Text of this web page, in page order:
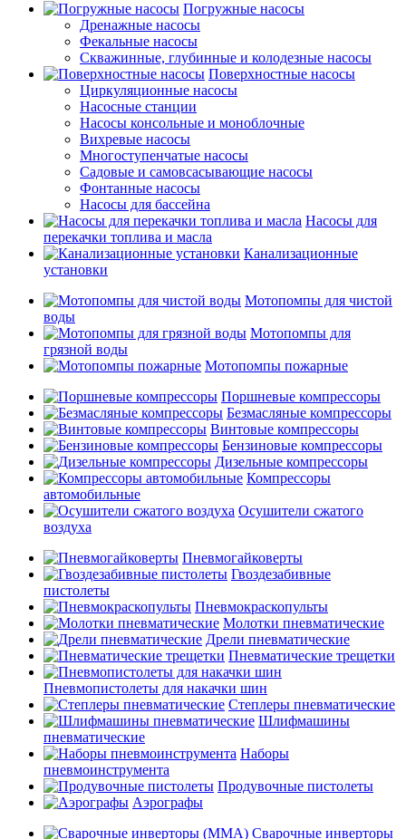
Погружные насосы
Дренажные насосы
Фекальные насосы
Скважинные, глубинные и колодезные насосы
Поверхностные насосы
Циркуляционные насосы
Насосные станции
Насосы консольные и моноблочные
Вихревые насосы
Многоступенчатые насосы
Садовые и самовсасывающие насосы
Фонтанные насосы
Насосы для бассейна
Насосы для
перекачки топлива и масла
Канализационные
установки
Мотопомпы для чистой
воды
Мотопомпы для
грязной воды
Мотопомпы пожарные
Поршневые компрессоры
Безмасляные компрессоры
Винтовые компрессоры
Бензиновые компрессоры
Дизельные компрессоры
Компрессоры
автомобильные
Осушители сжатого
воздуха
Пневмогайковерты
Гвоздезабивные
пистолеты
Пневмокраскопульты
Молотки пневматические
Дрели пневматические
Пневматические трещетки
Пневмопистолеты для накачки шин
Степлеры пневматические
Шлифмашины
пневматические
Наборы
пневмоинструмента
Продувочные пистолеты
Аэрографы
Сварочные инверторы